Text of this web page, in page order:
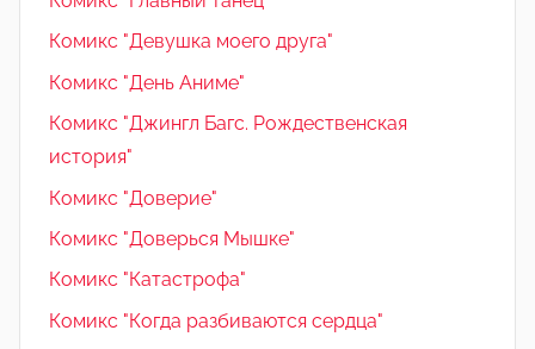
Комикс "Девушка моего друга"
Комикс "День Аниме"
Комикс "Джингл Багс. Рождественская
история"
Комикс "Доверие"
Комикс "Доверься Мышке"
Комикс "Катастрофа"
Комикс "Когда разбиваются сердца"